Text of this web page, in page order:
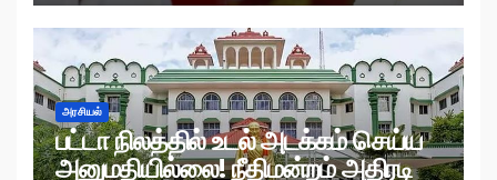
அரசியல்
பட்டா நிலத்தில் உடல் அடக்கம் செய்ய
அனுமதியில்லை! நீதிமன்றம் அதிரடி